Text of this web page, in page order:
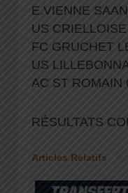
E.VIENNE
US
FC GRUCHET
US
AC ST ROMAIN
RÉSULTATS
Articles Relatifs